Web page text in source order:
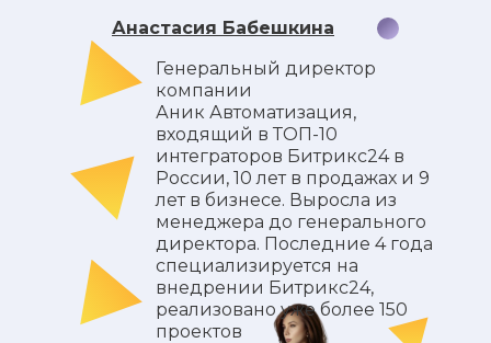
Анастасия Бабешкина
Генеральный директор
компании
Аник Автоматизация,
входящий в ТОП-10
интеграторов Битрикс24 в
России, 10 лет в продажах и 9
лет в бизнесе. Выросла из
менеджера до генерального
директора. Последние 4 года
специализируется на
внедрении Битрикс24,
реализовано уже более 150
проектов